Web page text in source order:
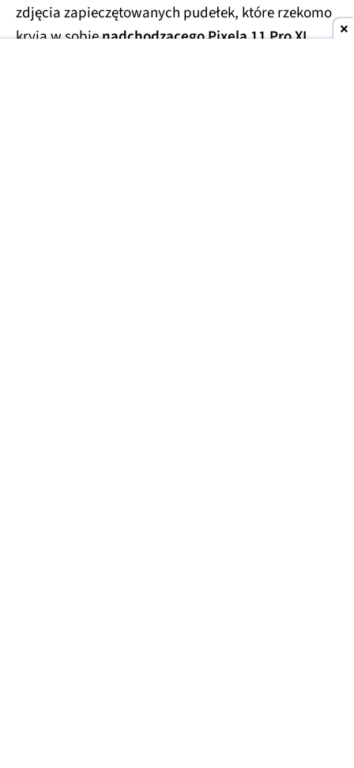
zdjęcia zapieczętowanych pudełek, które rzekomo
kryją w sobienadchodzącego Pixela 11 Pro XL.